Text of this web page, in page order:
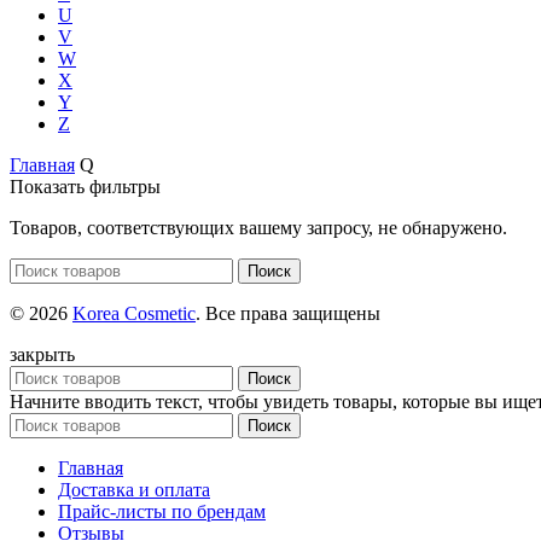
U
V
W
X
Y
Z
Главная Q
Показать фильтры
Товаров, соответствующих вашему запросу, не обнаружено.
Поиск
© 2026 Korea Cosmetic. Все права защищены
закрыть
Поиск
Начните вводить текст, чтобы увидеть товары, которые вы
Поиск
Главная
Доставка и оплата
Прайс-листы по брендам
Отзывы